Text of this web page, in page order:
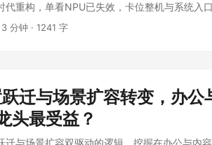
代重构，单看NPU已失效，卡位整机与系统入
3 分钟 · 1241 字
迁与场景扩容转变，办公
头最受益？
迁与场景扩容双驱动的逻辑，挖掘在办公与内